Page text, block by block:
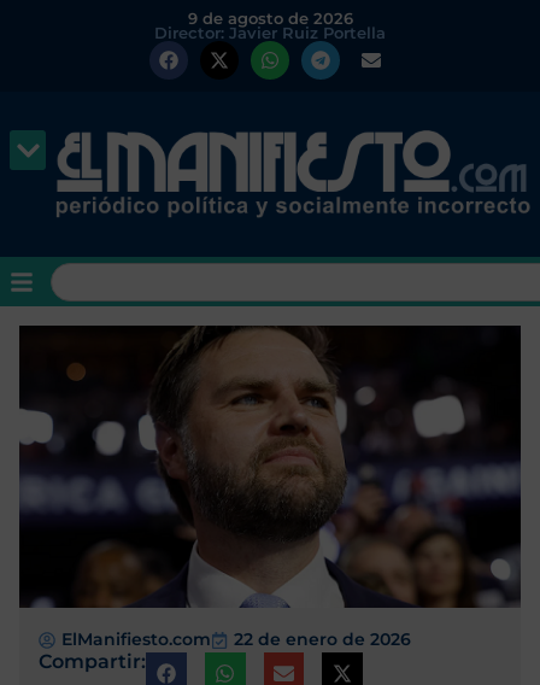
9 de agosto de 2026
Director: Javier Ruiz Portella
ElManifiesto.com 22 de enero de 2026
Compartir: